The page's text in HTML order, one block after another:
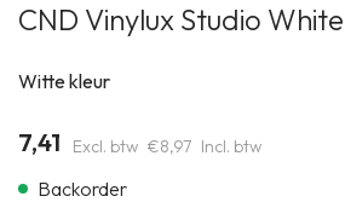
CND Vinylux Studio White
Witte kleur
7,41 Excl. btw €8,97 Incl. btw
Backorder